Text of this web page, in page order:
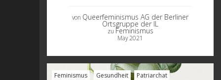
von Queerfeminismus AG der Berliner
Ortsgruppe der IL
zu Feminismus
May 2021
Feminismus Gesundheit Patriarchat